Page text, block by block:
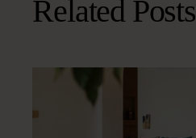
Related Posts